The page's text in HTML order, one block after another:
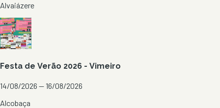
Alvaiázere
Festa de Verão 2026 - Vimeiro
14/08/2026 — 16/08/2026
Alcobaça